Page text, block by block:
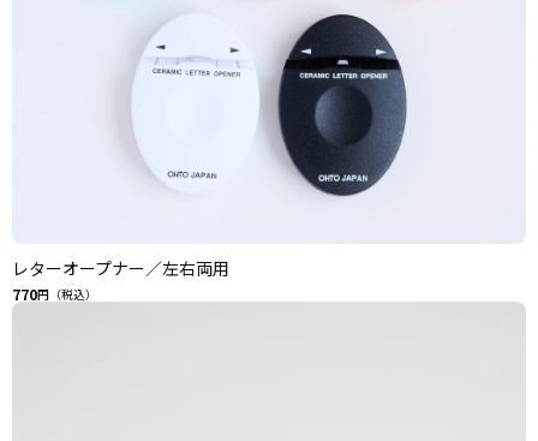
レターオープナー／左右両用
770円（税込）